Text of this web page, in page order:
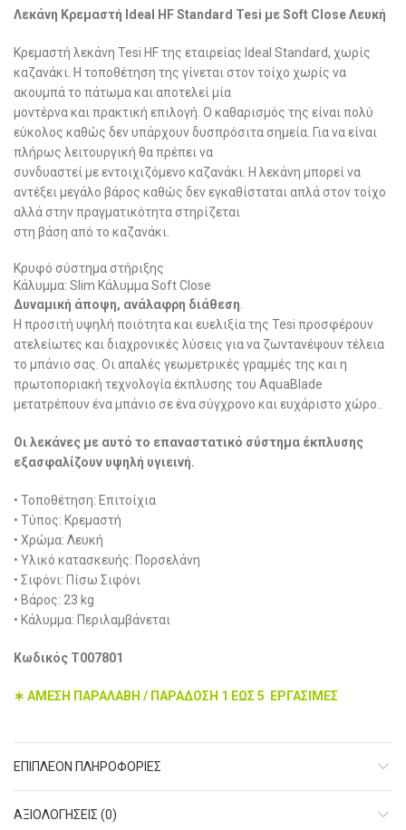
Λεκάνη Κρεμαστή Ideal HF Standard Tesi με Soft Close Λευκή
Κρεμαστή λεκάνη Tesi HF της εταιρείας Ideal Standard, χωρίς
καζανάκι. Η τοποθέτηση της γίνεται στον τοίχο χωρίς να
ακουμπά το πάτωμα και αποτελεί μία
μοντέρνα και πρακτική επιλογή. Ο καθαρισμός της είναι πολύ
εύκολος καθώς δεν υπάρχουν δυσπρόσιτα σημεία. Για να είναι
πλήρως λειτουργική θα πρέπει να
συνδυαστεί με εντοιχιζόμενο καζανάκι. Η λεκάνη μπορεί να
αντέξει μεγάλο βάρος καθώς δεν εγκαθίσταται απλά στον τοίχο
αλλά στην πραγματικότητα στηρίζεται
στη βάση από το καζανάκι.
Κρυφό σύστημα στήριξης
Κάλυμμα: Slim Κάλυμμα Soft Close
Δυναμική άποψη, ανάλαφρη διάθεση.
Η προσιτή υψηλή ποιότητα και ευελιξία της Tesi προσφέρουν
ατελείωτες και διαχρονικές λύσεις για να ζωντανέψουν τέλεια
το μπάνιο σας. Οι απαλές γεωμετρικές γραμμές της και η
πρωτοποριακή τεχνολογία έκπλυσης του AquaBlade
μετατρέπουν ένα μπάνιο σε ένα σύγχρονο και ευχάριστο χώρο..
Οι λεκάνες με αυτό το επαναστατικό σύστημα έκπλυσης
εξασφαλίζουν υψηλή υγιεινή.
• Τοποθέτηση: Επιτοίχια
• Τύπος: Κρεμαστή
• Χρώμα: Λευκή
• Υλικό κατασκευής: Πορσελάνη
• Σιφόνι: Πίσω Σιφόνι
• Βάρος: 23 kg
• Κάλυμμα: Περιλαμβάνεται
Κωδικός Τ007801
∗ ΑΜΕΣΗ ΠΑΡΑΛΑΒΗ / ΠΑΡΑΔΟΣΗ 1 ΕΩΣ 5 ΕΡΓΑΣΙΜΕΣ
ΕΠΙΠΛΈΟΝ ΠΛΗΡΟΦΟΡΊΕΣ
ΑΞΙΟΛΟΓΉΣΕΙΣ (0)